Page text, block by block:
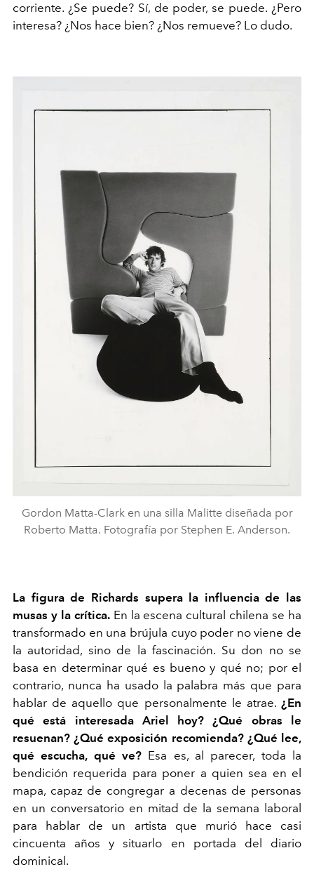
corriente. ¿Se puede? Sí, de poder, se puede. ¿Pero
interesa? ¿Nos hace bien? ¿Nos remueve? Lo dudo.
Gordon Matta-Clark en una silla Malitte diseñada por
Roberto Matta. Fotografía por Stephen E. Anderson.
La figura de Richards supera la influencia de las
musas y la crítica.En la escena cultural chilena se ha
transformado en una brújula cuyo poder no viene de
la autoridad, sino de la fascinación. Su don no se
basa en determinar qué es bueno y qué no; por el
contrario, nunca ha usado la palabra más que para
hablar de aquello que personalmente le atrae. ¿En
qué está interesada Ariel hoy? ¿Qué obras le
resuenan? ¿Qué exposición recomienda? ¿Qué lee,
qué escucha, qué ve? Esa es, al parecer, toda la
bendición requerida para poner a quien sea en el
mapa, capaz de congregar a decenas de personas
en un conversatorio en mitad de la semana laboral
para hablar de un artista que murió hace casi
cincuenta años y situarlo en portada del diario
dominical.